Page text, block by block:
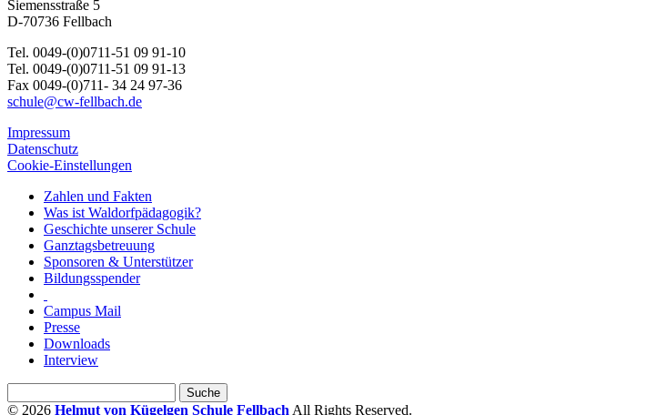
Siemensstraße 5
D-70736 Fellbach
Tel. 0049-(0)0711-51 09 91-10
Tel. 0049-(0)0711-51 09 91-13
Fax 0049-(0)711- 34 24 97-36
schule@cw-fellbach.de
Impressum
Datenschutz
Cookie-Einstellungen
Zahlen und Fakten
Was ist Waldorfpädagogik?
Geschichte unserer Schule
Ganztagsbetreuung
Sponsoren & Unterstützer
Bildungsspender
Campus Mail
Presse
Downloads
Interview
© 2026 Helmut von Kügelgen Schule Fellbach All Rights Reserved.